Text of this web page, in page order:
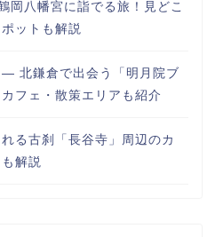
八幡宮に詣でる旅！見どこ
ットも解説
北鎌倉で出会う「明月院ブ
フェ・散策エリアも紹介
る古刹「長谷寺」周辺のカ
解説